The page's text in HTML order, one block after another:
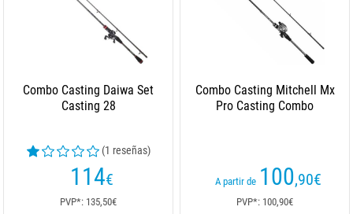
Combo Casting Daiwa Set
Casting 28
(1 reseñas)
114€
PVP*: 135,50€
Combo Casting Mitchell Mx
Pro Casting Combo
A partir de 100,90€
PVP*: 100,90€